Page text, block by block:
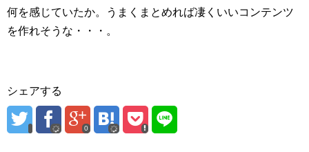
何を感じていたか。うまくまとめれば凄くいいコンテンツ
を作れそうな・・・。
シェアする
0